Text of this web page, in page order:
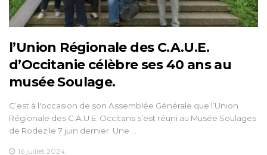
l’Union Régionale des C.A.U.E.
d’Occitanie célèbre ses 40 ans au
musée Soulage.
C’est à l'occasion de son Assemblée Générale que l’Union
Régionale des C.A.U.E. Occitans s’est réuni au Musée Soulages
de Rodez le 7 juin dernier. Une …
16 juillet 2024